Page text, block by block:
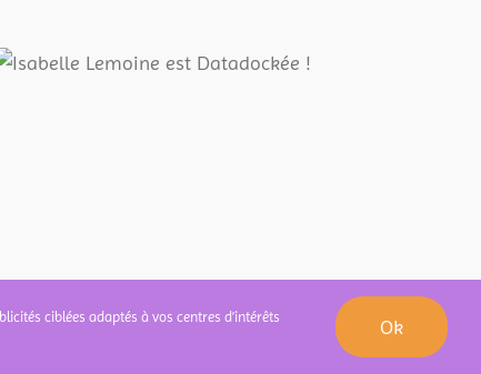
ciblées adaptés à vos centres d’intérêts
Ok